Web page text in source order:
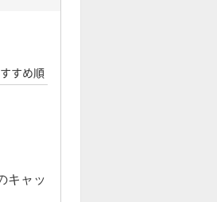
すめ順
キャッ